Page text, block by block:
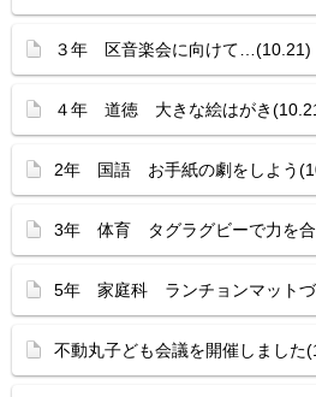
３年 区音楽会に向けて…(10.21)
４年 道徳 大きな絵はがき
2年 国語 お手紙の劇をしよう
3年 体育 タグラグビーで力を合
5年 家庭科 ランチョンマットづ
不動丸子ども会議を開催しました